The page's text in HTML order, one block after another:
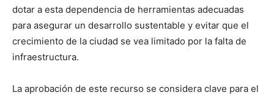
dotar a esta dependencia de herramientas adecuadas
para asegurar un desarrollo sustentable y evitar que el
crecimiento de la ciudad se vea limitado por la falta de
infraestructura.
La aprobación de este recurso se considera clave para el